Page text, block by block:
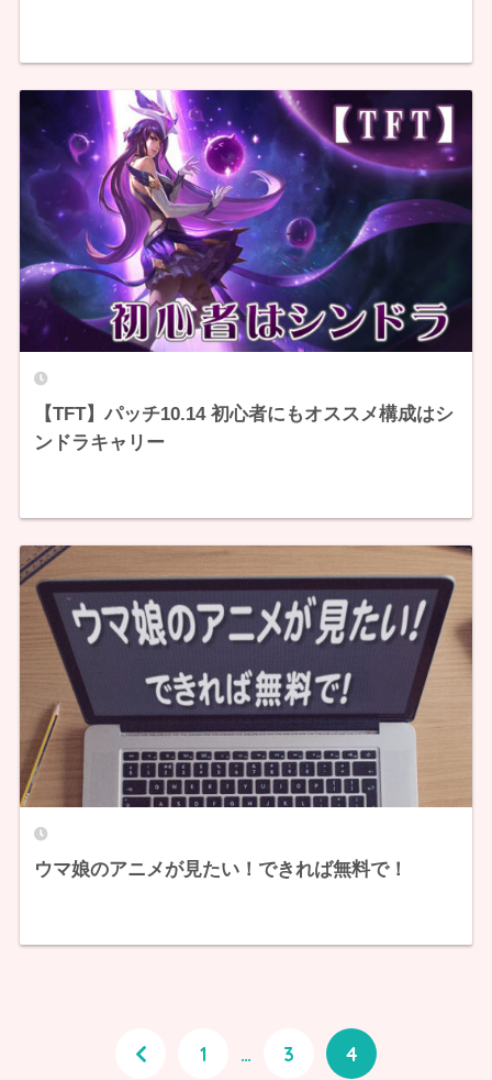
【TFT】パッチ10.14 初心者にもオススメ構成はシ
ンドラキャリー
ウマ娘のアニメが見たい！できれば無料で！
1 … 3 4